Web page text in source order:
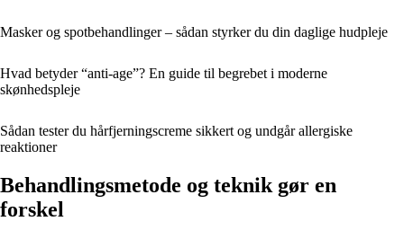
Masker og spotbehandlinger – sådan styrker du din daglige hudpleje
Hvad betyder “anti-age”? En guide til begrebet i moderne
skønhedspleje
Sådan tester du hårfjerningscreme sikkert og undgår allergiske
reaktioner
Behandlingsmetode og teknik gør en
forskel